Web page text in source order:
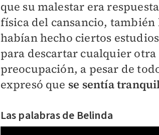
que su malestar era respuesta
física del cansancio, también
habían hecho ciertos estudios
para descartar cualquier otra
preocupación, a pesar de
expresó que se sentía
Las palabras de Belinda